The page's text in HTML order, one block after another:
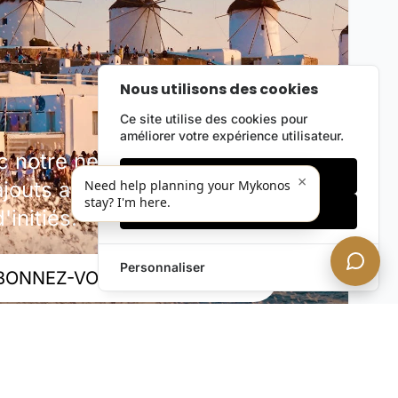
notre newsletter discrète.
au portefeuille, offres
VOUS MAINTENANT !
Nous utilisons des cookies
Ce site utilise des cookies pour
améliorer votre expérience utilisateur.
Personnaliser
Need help planning your Mykonos
stay? I'm here.
×